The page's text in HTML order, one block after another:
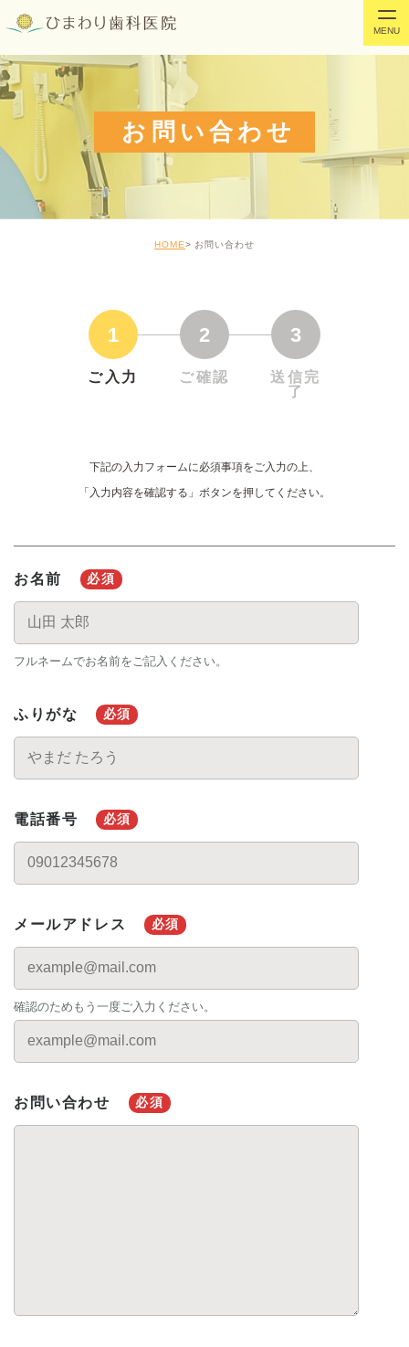
お問い合わせ
HOME お問い合わせ
1
ご入力
2
ご確認
3
送信完
了
下記の入力フォームに必須事項をご入力の上、
「入力内容を確認する」ボタンを押してください。
お名前 必須
フルネームでお名前をご記入ください。
ふりがな 必須
電話番号 必須
メールアドレス 必須
確認のためもう一度ご入力ください。
お問い合わせ 必須